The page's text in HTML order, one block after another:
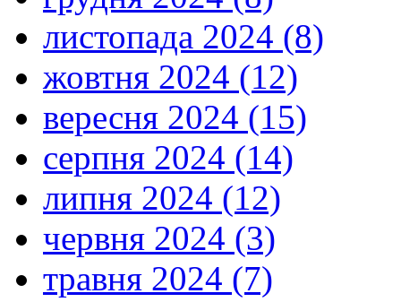
листопада 2024 (8)
жовтня 2024 (12)
вересня 2024 (15)
серпня 2024 (14)
липня 2024 (12)
червня 2024 (3)
травня 2024 (7)